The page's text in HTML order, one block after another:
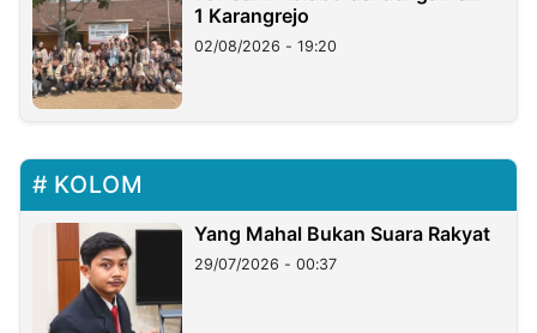
1 Karangrejo
02/08/2026 - 19:20
KOLOM
Yang Mahal Bukan Suara Rakyat
29/07/2026 - 00:37